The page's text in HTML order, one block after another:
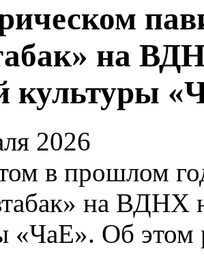
на
культуры
2026
в прошлом
на ВДНХ
«ЧаЕ». Об этом